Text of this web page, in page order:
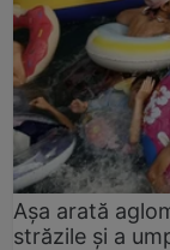
Așa arată
străzile și a